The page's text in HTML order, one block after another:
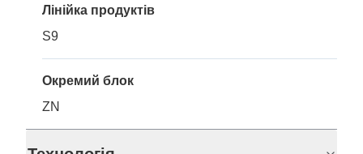
Лінійка продуктів
S9
Окремий блок
ZN